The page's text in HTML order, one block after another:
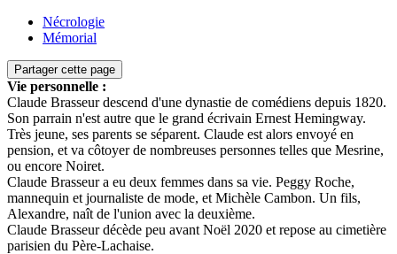
Nécrologie
Mémorial
Partager cette page
Vie personnelle :
Claude Brasseur descend d'une dynastie de comédiens depuis 1820.
Son parrain n'est autre que le grand écrivain Ernest Hemingway.
Très jeune, ses parents se séparent. Claude est alors envoyé en
pension, et va côtoyer de nombreuses personnes telles que Mesrine,
ou encore Noiret.
Claude Brasseur a eu deux femmes dans sa vie. Peggy Roche,
mannequin et journaliste de mode, et Michèle Cambon. Un fils,
Alexandre, naît de l'union avec la deuxième.
Claude Brasseur décède peu avant Noël 2020 et repose au cimetière
parisien du Père-Lachaise.